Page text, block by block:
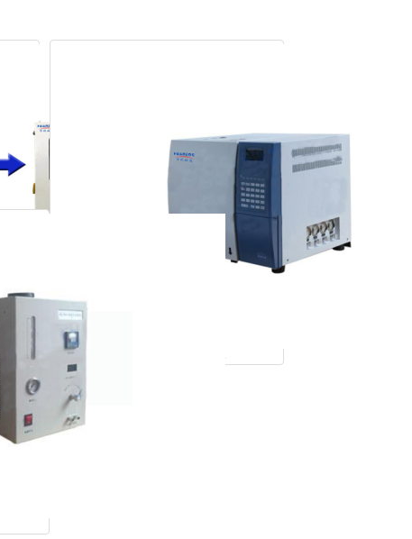
QTRL-HN3天然气组分及热值分析仪